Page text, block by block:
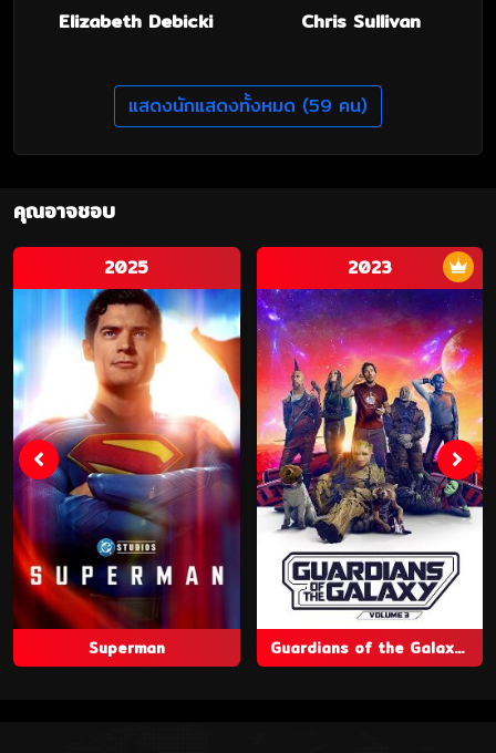
Elizabeth Debicki Chris Sullivan
แสดงนักแสดงทั้งหมด (59 คน)
คุณอาจชอบ
2025
Superman
2023
Guardians of the Galaxy Vol. 3